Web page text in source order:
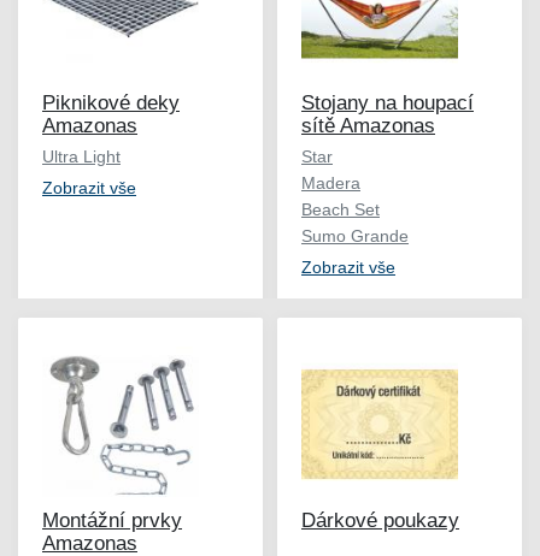
Piknikové deky
Amazonas
Ultra Light
Zobrazit vše
Stojany na houpací
sítě Amazonas
Star
Madera
Beach Set
Sumo Grande
Zobrazit vše
Montážní prvky
Amazonas
Dárkové poukazy